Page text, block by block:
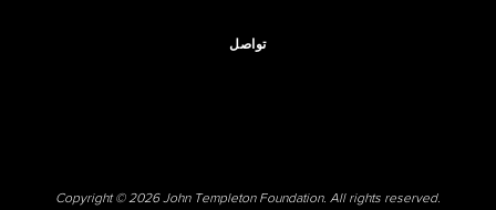
تواصل
Copyright © 2026 John Templeton Foundation. All rights reserved.